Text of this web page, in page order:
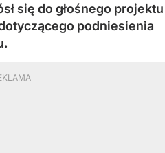
się do głośnego projektu
podniesienia